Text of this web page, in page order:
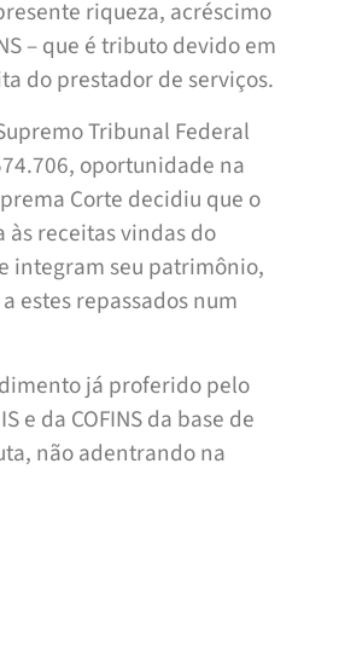
riqueza, acréscimo
– que é tributo devido em
do prestador de serviços.
Tribunal Federal
oportunidade na
Corte decidiu que o
receitas vindas do
integram seu patrimônio,
estes repassados num
já proferido pelo
e da COFINS da base de
não adentrando na